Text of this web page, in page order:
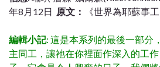
年8月12日 原文： 《世界為耶蘇事工
編輯小記: 這是本系列的最後一部分
主同工，讓祂在你裡面作深入的工